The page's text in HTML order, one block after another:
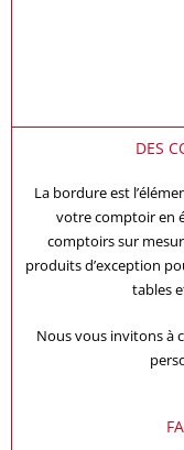
DES
La bordure est
votre comptoir en
comptoirs sur
produits d’exception
tables
Nous vous invitons à